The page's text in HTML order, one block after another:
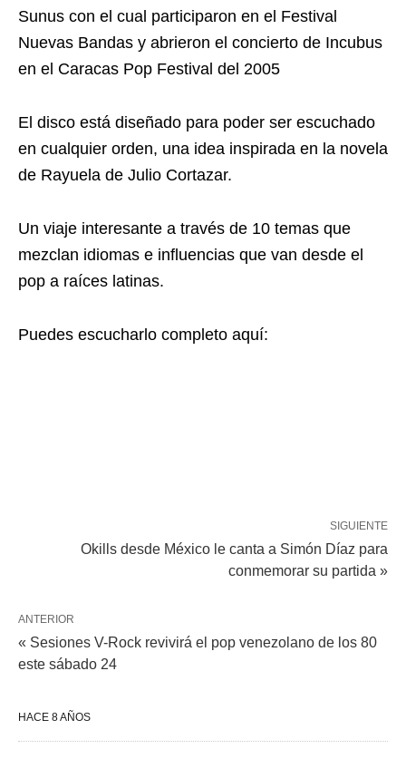
Sunus con el cual participaron en el Festival
Nuevas Bandas y abrieron el concierto de Incubus
en el Caracas Pop Festival del 2005
El disco está diseñado para poder ser escuchado
en cualquier orden, una idea inspirada en la novela
de Rayuela de Julio Cortazar.
Un viaje interesante a través de 10 temas que
mezclan idiomas e influencias que van desde el
pop a raíces latinas.
Puedes escucharlo completo aquí:
SIGUIENTE
Okills desde México le canta a Simón Díaz para
conmemorar su partida »
ANTERIOR
« Sesiones V-Rock revivirá el pop venezolano de los 80
este sábado 24
HACE 8 AÑOS